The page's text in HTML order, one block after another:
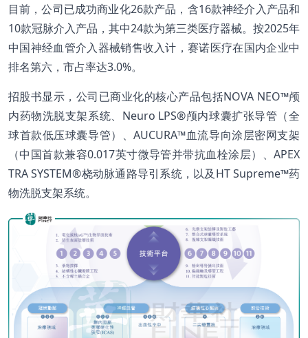
目前，公司已成功商业化26款产品，含16款神经介入产品和
10款冠脉介入产品，其中24款为第三类医疗器械。按2025年
中国神经血管介入器械销售收入计，赛诺医疗在国内企业中
排名第六，市占率达3.0%。
招股书显示，公司已商业化的核心产品包括NOVA NEO™颅
内药物洗脱支架系统、Neuro LPS®颅内球囊扩张导管（全
球首款低压球囊导管）、AUCURA™血流导向涂层密网支架
（中国首款兼容0.017英寸微导管并带抗血栓涂层）、APEX
TRA SYSTEM®桡动脉通路导引系统，以及HT Supreme™药
物洗脱支架系统。